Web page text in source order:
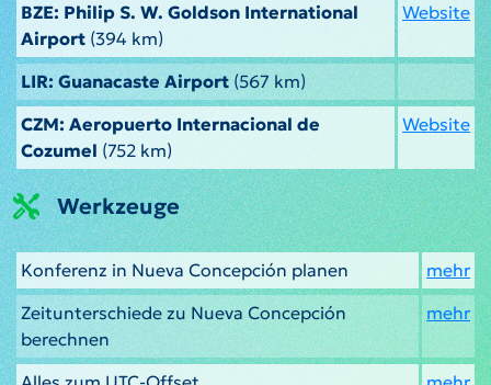
BZE: Philip S. W. Goldson International
Airport (394 km)
Website
LIR: Guanacaste Airport(567 km)
CZM: Aeropuerto Internacional de
Cozumel (752 km)
Website
Werkzeuge
Konferenz in Nueva Concepción planen
mehr
Zeitunterschiede zu Nueva Concepción
berechnen
mehr